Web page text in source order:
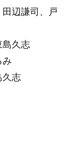
辺謙司、戸
島久志
み
久志